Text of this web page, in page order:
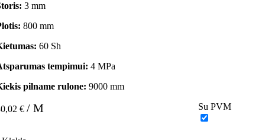
3 mm
800 mm
60 Sh
tempimui: 4 MPa
pilname rulone: 9000 mm
€ / M Su PVM